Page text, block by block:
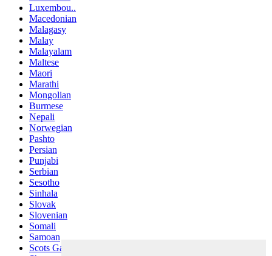
Luxembou..
Macedonian
Malagasy
Malay
Malayalam
Maltese
Maori
Marathi
Mongolian
Burmese
Nepali
Norwegian
Pashto
Persian
Punjabi
Serbian
Sesotho
Sinhala
Slovak
Slovenian
Somali
Samoan
Scots Gaelic